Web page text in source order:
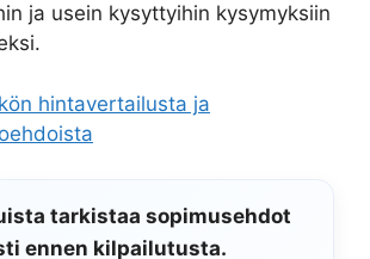
ja usein kysyttyihin kysymyksiin
hintavertailusta ja
tarkistaa sopimusehdot
ennen kilpailutusta.